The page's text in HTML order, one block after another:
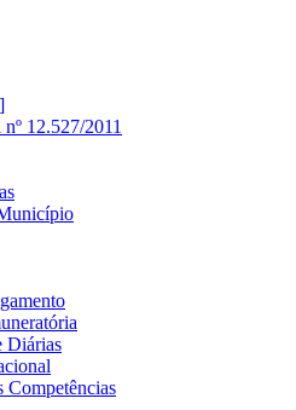
12.527/2011
Diárias
Competências